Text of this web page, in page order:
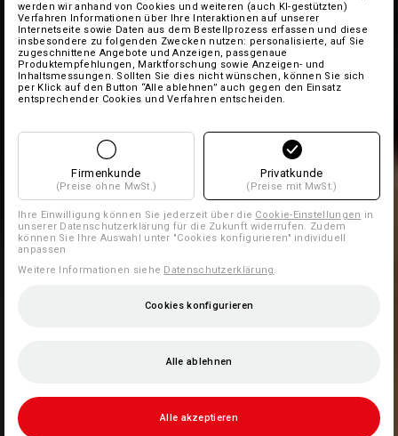
werden wir anhand von Cookies und weiteren (auch KI-gestützten)
Verfahren Informationen über Ihre Interaktionen auf unserer
Internetseite sowie Daten aus dem Bestellprozess erfassen und diese
insbesondere zu folgenden Zwecken nutzen: personalisierte, auf Sie
zugeschnittene Angebote und Anzeigen, passgenaue
Produktempfehlungen, Marktforschung sowie Anzeigen- und
Inhaltsmessungen. Sollten Sie dies nicht wünschen, können Sie sich
per Klick auf den Button “Alle ablehnen” auch gegen den Einsatz
entsprechender Cookies und Verfahren entscheiden.
Firmenkunde
(Preise ohne MwSt.)
Privatkunde
(Preise mit MwSt.)
Ihre Einwilligung können Sie jederzeit über die Cookie-Einstellungen in
unserer Datenschutzerklärung für die Zukunft widerrufen. Zudem
können Sie Ihre Auswahl unter "Cookies konfigurieren" individuell
anpassen
Weitere Informationen siehe Datenschutzerklärung.
Cookies konfigurieren
Alle ablehnen
Alle akzeptieren